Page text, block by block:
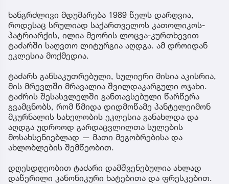
ხანგრძლივი მდუმარება 1989 წელს დარღვია,
როდესაც სრულიად საქართველოს კათოლიკოს-
პატრიარქის, ილია მეორის ლოცვა-კურთხევით
ტაძარში საღვთო ლიტურგია აღდგა. ამ დროიდან
ეკლესია მოქმედია.
ტაძარს განსაკუთრებული, სულიერი მისია აკისრია,
მის მრევლში მრავალია შვილდაკარგული ოჯახი.
ტაძრის შესასვლელში განთავსებული წარწერა
გვამცნობს, რომ წმიდა დიდმოწამე პანტელეიმონ
მკურნალის სახელობის ეკლესია განახლდა და
აღდგა უდროოდ გარდაცვლილთა სულების
მოსახსენიებლად — მათი მეგობრებისა და
ახლობლების შემწეობით.
დღესდღეობით ტაძარი დამშვენებულია ახლად
დაწერილი კანონიკური ხატებითა და ფრესკებით.